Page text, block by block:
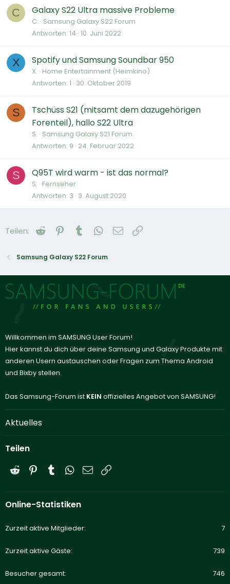
C Galaxy S22 Ultra massive Probleme
C. Samsung Galaxy S22 Forum
Antworten 14 10. Juni 2022
X Spotify und Samsung Soundbar 950
X. Home Entertainment (Heimkino)
Antworten 1 30. Oktober 2019
S
Tschüss S21 (mitsamt dem dazugehörigen
Forenteil), hallo S22 Ultra
S. Samsung Galaxy S21 Forum
Antworten 9 24. Februar 2022
S Q95T wird warm - ist das normal?
S. Fernseher
Antworten 3 3. August 2020
Teilen: Reddit Pinterest
Tumblr WhatsApp
E-Mail
Samsung Galaxy S22 Forum
Willkommen im SAMSUNG User Forum!
Hier kannst du dich über deine Samsung und Galaxy Produkte mit
anderen Usern austauschen oder Fragen zum Thema Android
und Bixby stellen.
Das Samsung-Forum ist KEIN offizielles Angebot von SAMSUNG!
Aktuelles
Teilen
Reddit PinterestTumblrWhatsApp
E-Mail
Online-Statistiken
Zurzeit aktive Mitglieder 7
Zurzeit aktive Gäste 739
Besucher gesamt 746